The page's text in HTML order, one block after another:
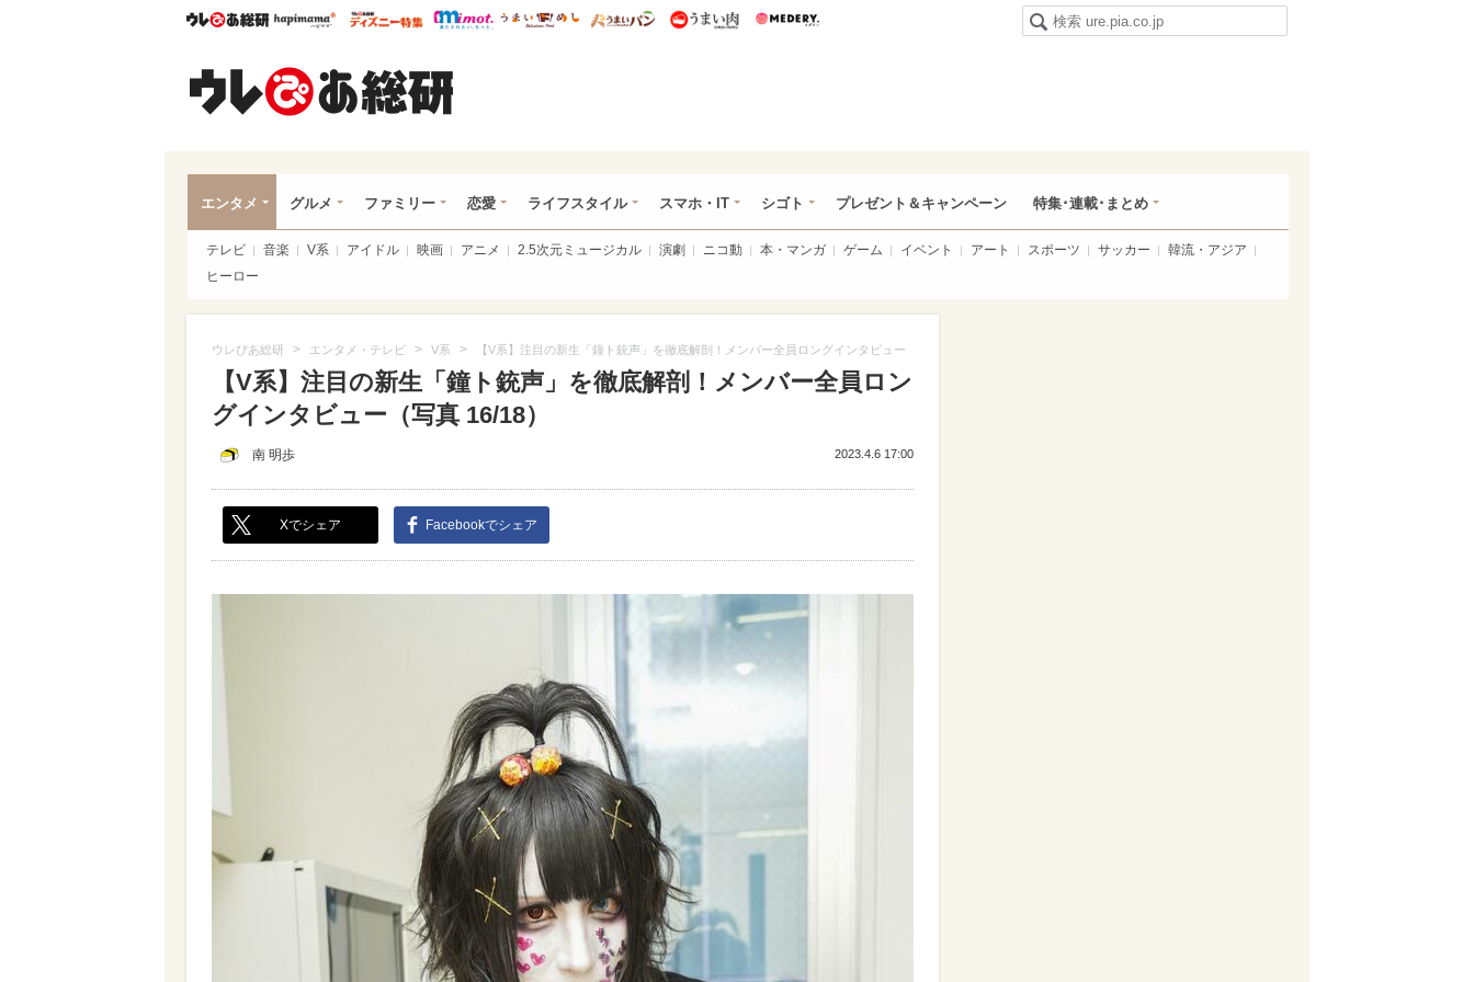
ウレぴあ総研ハピママ* ウレぴあ総研 ディズニー特集
mimot. うまいめし うまいパン うまい肉
エンタメ グルメ ファミリー 恋愛 ライフスタイル スマホ・IT シゴト プレゼント＆キャンペーン 特集･連載･まとめ
テレビ 音楽 V系 アイドル 映画 アニメ 2.5次元ミュージカル 演劇 ニコ動 本・マンガ ゲーム イベント アート スポーツ サッカー
韓流・アジア
ヒーロー
ウレぴあ総研 > エンタメ・テレビ > V系 > 【V系】注目の新生「鐘ト銃声」を徹底解剖！メンバー全員ロングインタビュー
【V系】注目の新生「鐘ト銃声」を徹底解剖！メンバー全員ロン
グインタビュー（写真 16/18）
南 明歩 2023.4.6 17:00
Xでシェア Facebookでシェア